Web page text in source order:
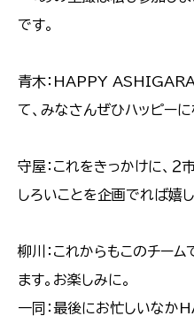
です。
青木：HAPPY
て、みなさんぜひハッピー
守屋：これをきっかけに、
しろいことを企画でれば嬉し
柳川：これからもこのチー
ます。お楽しみに。
一同：最後にお忙しいなか